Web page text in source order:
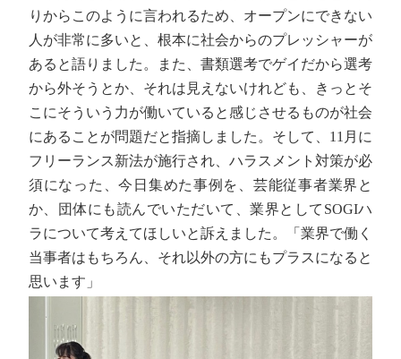
りからこのように言われるため、オープンにできない
人が非常に多いと、根本に社会からのプレッシャーが
あると語りました。また、書類選考でゲイだから選考
から外そうとか、それは見えないけれども、きっとそ
こにそういう力が働いていると感じさせるものが社会
にあることが問題だと指摘しました。そして、11月に
フリーランス新法が施行され、ハラスメント対策が必
須になった、今日集めた事例を、芸能従事者業界と
か、団体にも読んでいただいて、業界としてSOGIハ
ラについて考えてほしいと訴えました。「業界で働く
当事者はもちろん、それ以外の方にもプラスになると
思います」